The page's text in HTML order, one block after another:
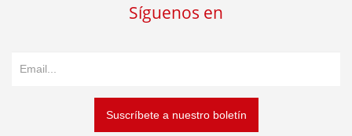
Síguenos en
Suscríbete a nuestro boletín